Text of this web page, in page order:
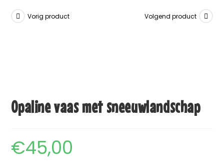
Vorig product Volgend product
Opaline vaas met sneeuwlandschap
€45,00